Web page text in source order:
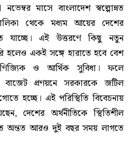
মাসে বাংলাদেশ স্বল্পোন্নত
থেকে মধ্যম আয়ের দেশের
যাচ্ছে। এই উত্তরণে কিছু নতুন
হলেও একই সঙ্গে হারাতে হবে বেশ
ও আর্থিক সুবিধা। ফলে
প্রণয়নে সরকারকে জটিল
হচ্ছে। এই পরিস্থিতি বিবেচনায়
দেশের অর্থনীতিকে স্থিতিশীল
অন্তত আরও দুই বছর সময় লাগতে